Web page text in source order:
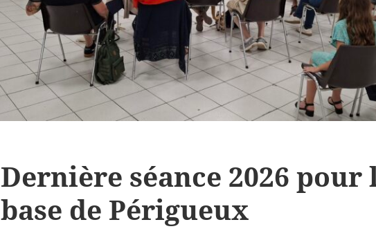
Dernière séance 2026 pour
base de Périgueux